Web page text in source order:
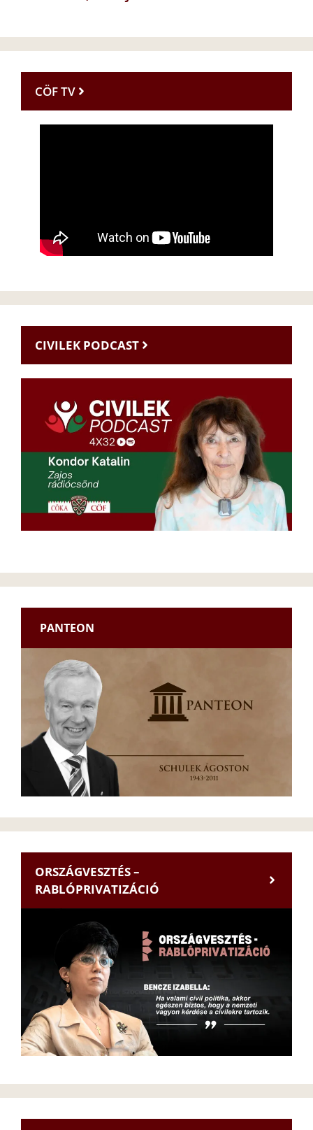
CÖF TV
CIVILEK PODCAST
PANTEON
ORSZÁGVESZTÉS –
RABLÓPRIVATIZÁCIÓ